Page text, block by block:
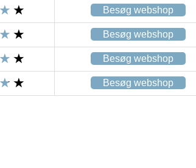
Besøg webshop
Besøg webshop
Besøg webshop
Besøg webshop